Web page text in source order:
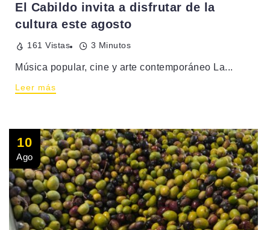
El Cabildo invita a disfrutar de la
cultura este agosto
161 Vistas 3 Minutos
Música popular, cine y arte contemporáneo La...
Leer más
10
Ago